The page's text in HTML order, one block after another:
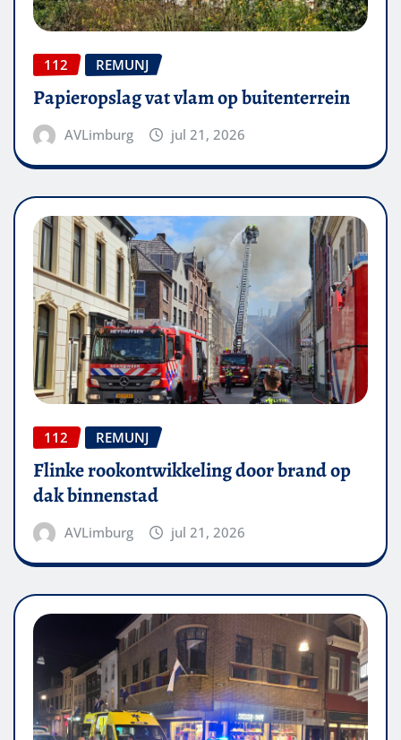
112 REMUNJ
Papieropslag vat vlam op buitenterrein
AVLimburg jul 21, 2026
112 REMUNJ
Flinke rookontwikkeling door brand op
dak binnenstad
AVLimburg jul 21, 2026